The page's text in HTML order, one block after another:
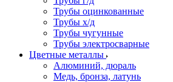
Трубы оцинкованные
Трубы х/д
Трубы чугунные
Трубы электросварные
Цветные металлы
Алюминий, дюраль
Медь, бронза, латунь